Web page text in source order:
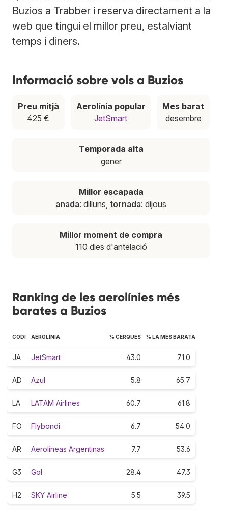
Buzios a Trabber i reserva directament a la
web que tingui el millor preu, estalviant
temps i diners.
Informació sobre vols a Buzios
Preu mitjà
425 €
Aerolínia popular
JetSmart
Mes barat
desembre
Temporada alta
gener
Millor escapada
anada: dilluns, tornada: dijous
Millor moment de compra
110 dies d'antelació
Ranking de les aerolínies més
barates a Buzios
CODI AEROLÍNIA % CERQUES % LA MÉS BARATA
JA JetSmart 43.0 71.0
AD Azul 5.8 65.7
LA LATAM Airlines 60.7 61.8
FO Flybondi 6.7 54.0
AR Aerolíneas Argentinas 7.7 53.6
G3 Gol 28.4 47.3
H2 SKY Airline 5.5 39.5